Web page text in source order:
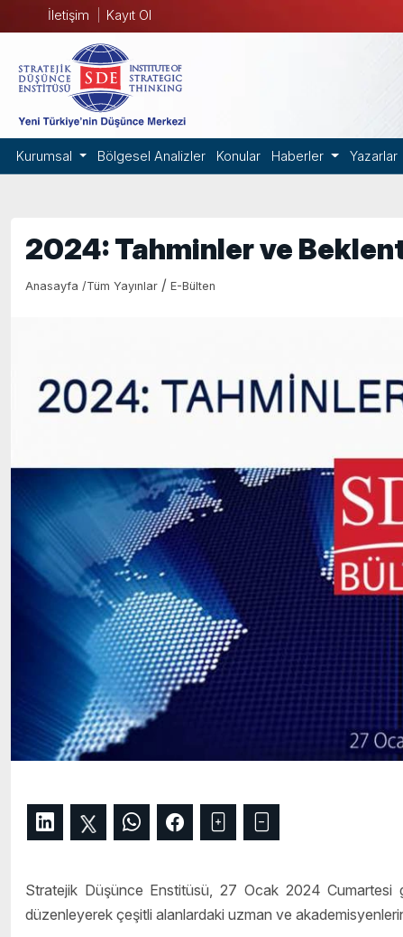
İletişim Kayıt Ol
Kurumsal Bölgesel Analizler Konular Haberler Yazarlar
2024: Tahminler ve
Anasayfa /Tüm Yayınlar / E-Bülten
Stratejik Düşünce Enstitüsü, 27 Ocak 2024 Cumartesi
düzenleyerek çeşitli alanlardaki uzman ve akademisyenlerin